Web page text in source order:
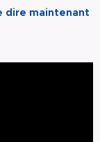
dire maintenant